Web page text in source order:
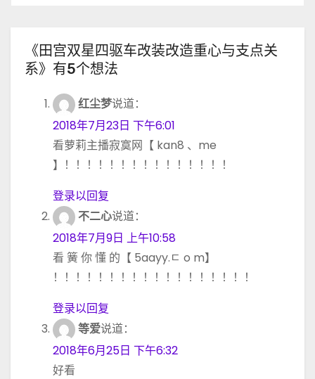
《田宫双星四驱车改装改造重心与支点关
系》有5个想法
红尘梦说道：
2018年7月23日 下午6:01
看萝莉主播寂寞网【 kan8 、me
】！！！！！！！！！！！！！！！
登录以回复
不二心说道：
2018年7月9日 上午10:58
看 簧 你 懂 的【 5aayy.ㄷ o m】
！！！！！！！！！！！！！！！！！！
登录以回复
等爱说道：
2018年6月25日 下午6:32
好看